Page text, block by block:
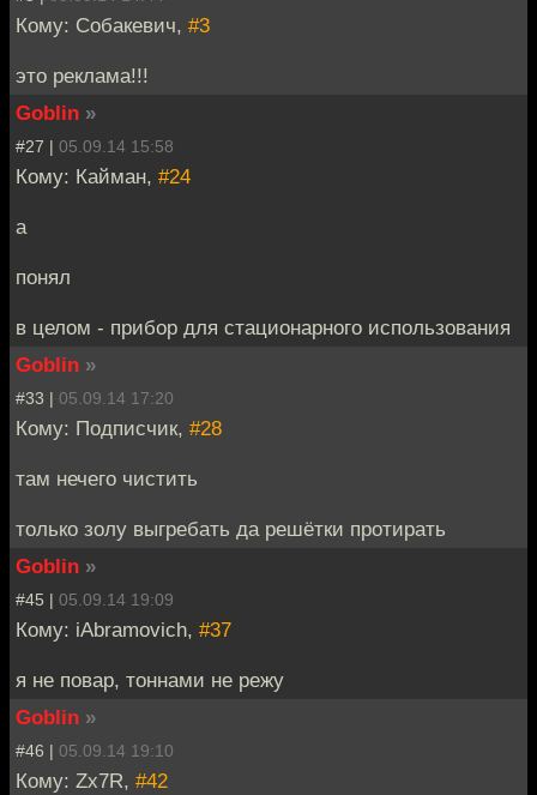
Кому: Собакевич, #3
это реклама!!!
Goblin »
#27 | 05.09.14 15:58
Кому: Кайман, #24
а
понял
в целом - прибор для стационарного использования
Goblin »
#33 | 05.09.14 17:20
Кому: Подписчик, #28
там нечего чистить
только золу выгребать да решётки протирать
Goblin »
#45 | 05.09.14 19:09
Кому: iAbramovich, #37
я не повар, тоннами не режу
Goblin »
#46 | 05.09.14 19:10
Кому: Zx7R, #42